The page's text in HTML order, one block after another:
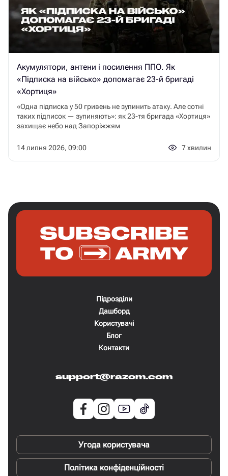
Акумулятори, антени і посилення ППО. Як
«Підписка на військо» допомагає 23-й бригаді
«Хортиця»
«Одна підписка у 50 гривень не зупинить атаку. Але сотні
таких підписок — зупиняють»: як 23-тя бригада «Хортиця»
захищає небо над Запоріжжям
14 липня 2026, 09:00 7хвилин
Підрозділи
Дашборд
Користувачі
Блог
Контакти
support@razom.com
Угода користувача
Політика конфіденційності